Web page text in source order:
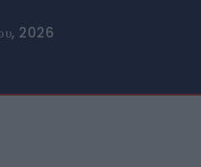
2026